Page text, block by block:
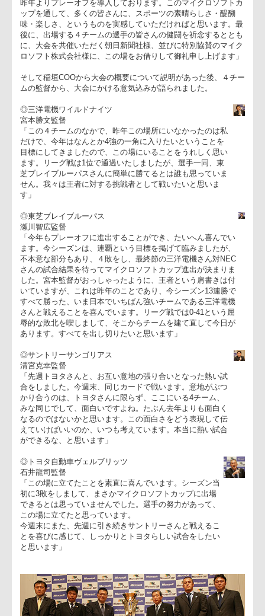
真下チェアマン挨拶
「今シーズンのトップリーグは５年目となりました。そしてい
いよ、17日より、プレーオフトーナメント マイクロソフトカッ
プがスタートします。真のリーグチャンピオンを決めるべく、
昨年よりプレーオフを導入しております。このマイクロソフト
味・楽しさ、というものを実感していただければと思います。
後に、出場する４チームの選手の皆さんの健闘を祈念するとと
ロソフト株式会社様に、この場をお借りして御礼申し上げます
そして稲垣COOから大会の概要について説明があった後、４チ
ムの監督から、大会にかける意気込みが語られました。
◎三洋電機ワイルドナイツ
宮本勝文監督
「この４チームのなかで、昨年この場所にいなかったのは私
目標にしてきましたので、この場にいることをうれしく思い
ます。リーグ戦は1位で通過いたしましたが、選手一同、東
芝ブレイブルーパスさんに簡単に勝てるとは誰も思っていま
せん。我々は王者に対する挑戦者として戦いたいと思いま
す」
◎東芝ブレイブルーパス
瀬川智広監督
「今年もプレーオフに進出することができ、たいへん喜んでい
ます。今シーズンは、連覇という目標を掲げて臨みましたが、
不本意な部分もあり、４敗をし、最終節の三洋電機さん対NEC
さんの試合結果を待ってマイクロソフトカップ進出が決まりま
した。宮本監督がおっしゃったように、王者という肩書きは付
いていますが、これは昨年のことであり、今シーズン13連勝で
すべて勝った、いま日本でいちばん強いチームである三洋電機
さんと戦えることを喜んでいます。リーグ戦では0-41という屈
辱的な敗北を喫しまして、そこからチームを建て直して今日が
あります。すべてを出し切りたいと思います」
◎サントリーサンゴリアス
清宮克幸監督
「先週トヨタさんと、お互い意地の張り合いとなった熱い試
合をしました。今週末、同じカードで戦います。意地がぶつ
かり合うのは、トヨタさんに限らず、ここにいる4チーム、
みな同じでして、面白いですよね。たぶん去年よりも面白く
なるのではないかと思います。この面白さをどう表現して伝
えていけばいいのか、いつも考えています。本当に熱い試合
ができるな、と思います」
石井龍司監督
「この場に立てたことを素直に喜んでいます。シーズン当
初に3敗をしまして、まさかマイクロソフトカップに出場
できるとは思っていませんでした。選手の努力があって、